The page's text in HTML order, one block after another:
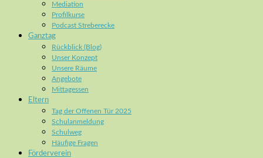
Mediation
Profilkurse
Podcast Streberecke
Ganztag
Rückblick (Blog)
Unser Konzept
Unsere Räume
Angebote
Mittagessen
Eltern
Tag der Offenen Tür 2025
Schulanmeldung
Schulweg
Häufige Fragen
Förderverein